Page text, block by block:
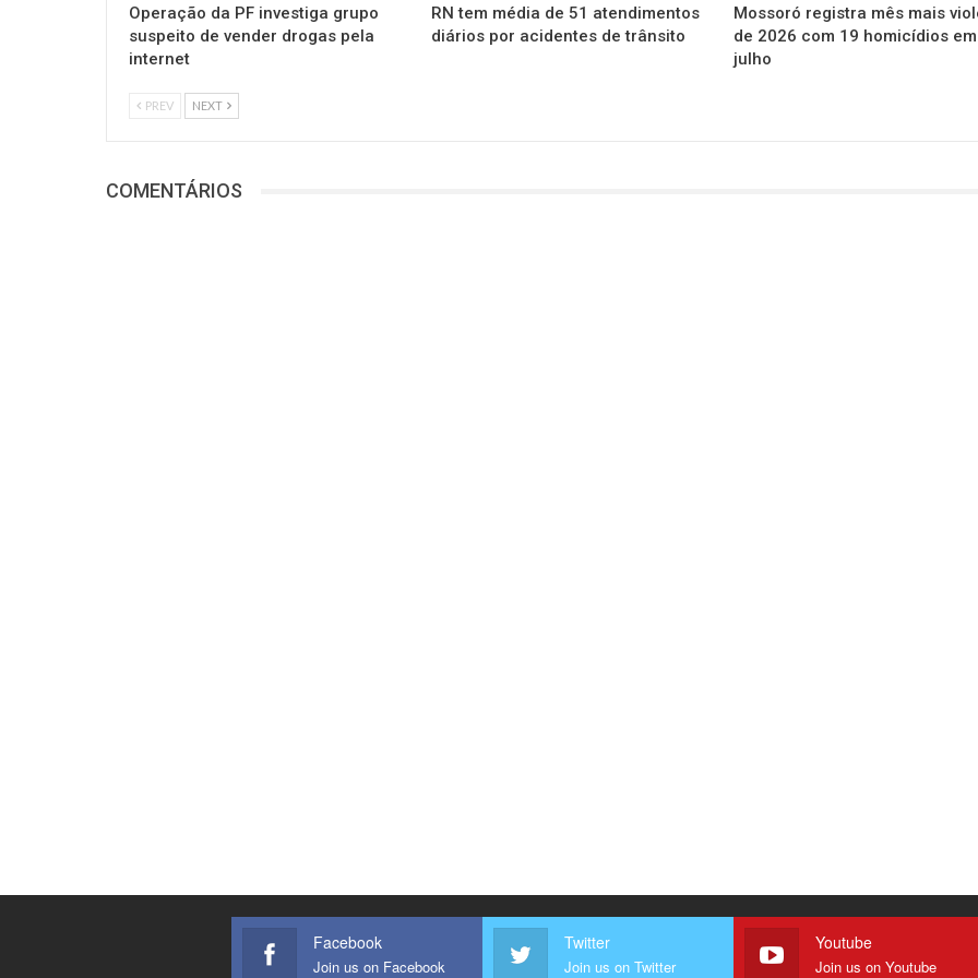
Operação da PF investiga grupo
suspeito de vender drogas pela
internet
RN tem média de 51 atendimentos
diários por acidentes de trânsito
Mossoró registra mês mais
de 2026 com 19 homicídios em
julho
PREV NEXT
COMENTÁRIOS
Facebook
Join us on Facebook
Twitter
Join us on Twitter
Youtube
Join us on Youtube